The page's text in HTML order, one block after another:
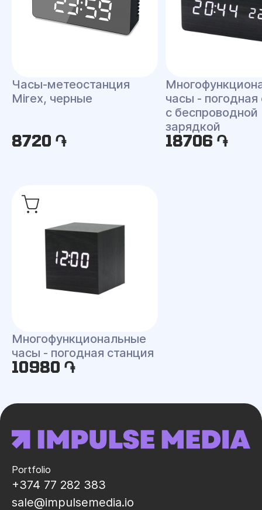
Часы-метеостанция
Mirex, черные
8720 ֏
часы - погодная
с беспроводной
зарядкой
18706 ֏
Многофункциональные
часы - погодная станция
10980 ֏
Portfolio
+374 77 282 383
sale@impulsemedia.io